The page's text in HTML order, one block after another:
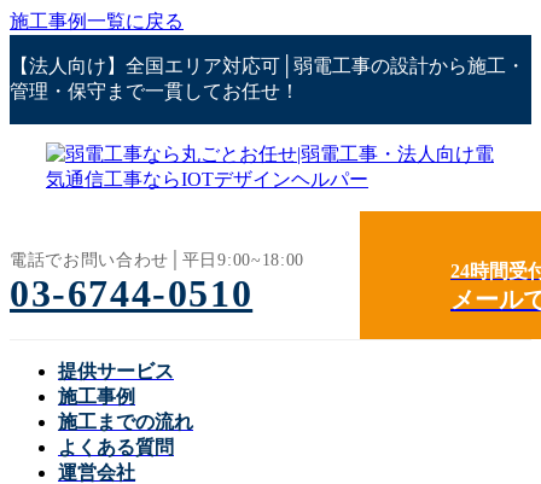
施工事例一覧に戻る
テ
ン
ツ
へ
ス
プ
ゲ
ー
シ
ョ
ン
動
【法人向け】全国エリア対応可│弱電工事の設計から施工・
管理・保守まで一貫してお任せ！
電話でお問い合わせ│平日9:00~18:00
03-6744-0510
24時間受
メール
提供サービス
施工事例
施工までの流れ
よくある質問
運営会社